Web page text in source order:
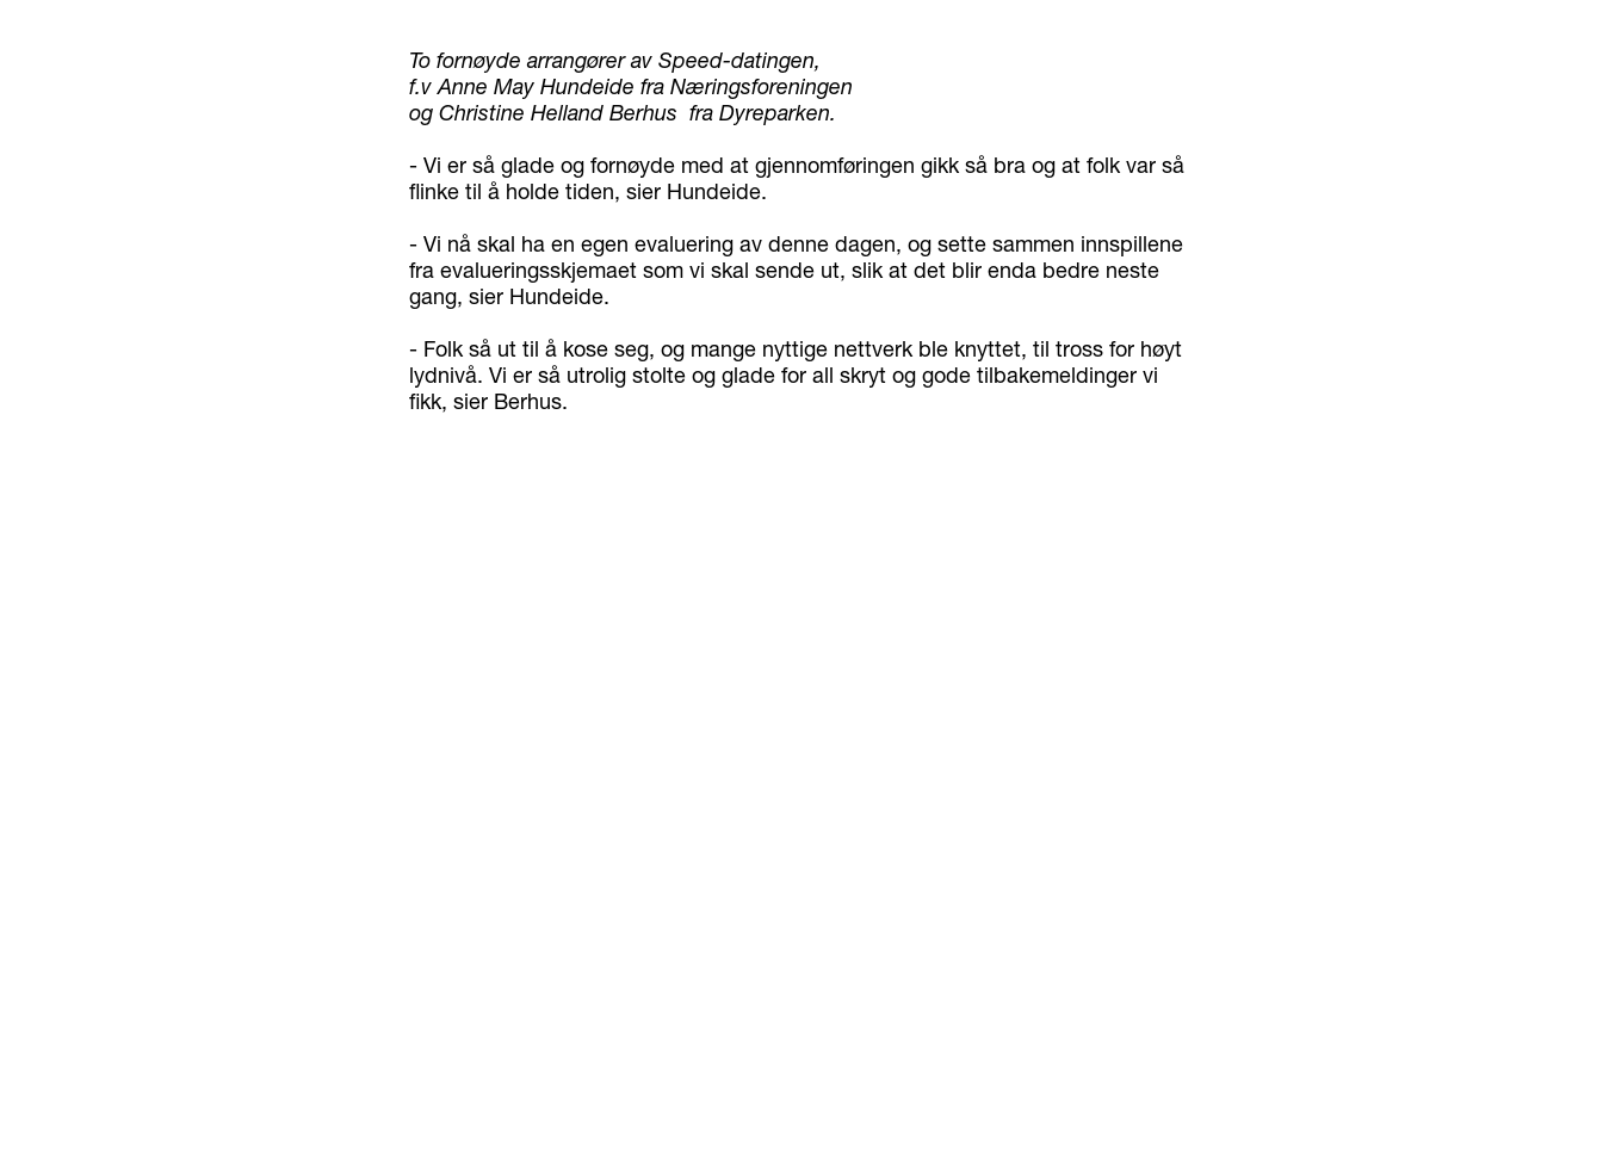
To fornøyde arrangører av Speed-datingen,
f.v Anne May Hundeide fra Næringsforeningen
og Christine Helland Berhus fra Dyreparken.
- Vi er så glade og fornøyde med at gjennomføringen gikk så bra og at folk var så
flinke til å holde tiden, sier Hundeide.
- Vi nå skal ha en egen evaluering av denne dagen, og sette sammen innspillene
fra evalueringsskjemaet som vi skal sende ut, slik at det blir enda bedre neste
gang, sier Hundeide.
- Folk så ut til å kose seg, og mange nyttige nettverk ble knyttet, til tross for høyt
lydnivå. Vi er så utrolig stolte og glade for all skryt og gode tilbakemeldinger vi
fikk, sier Berhus.